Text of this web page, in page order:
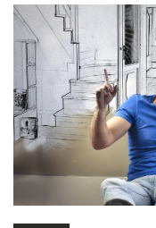
Registrarse
Menú
de
Productos
TUBERIA